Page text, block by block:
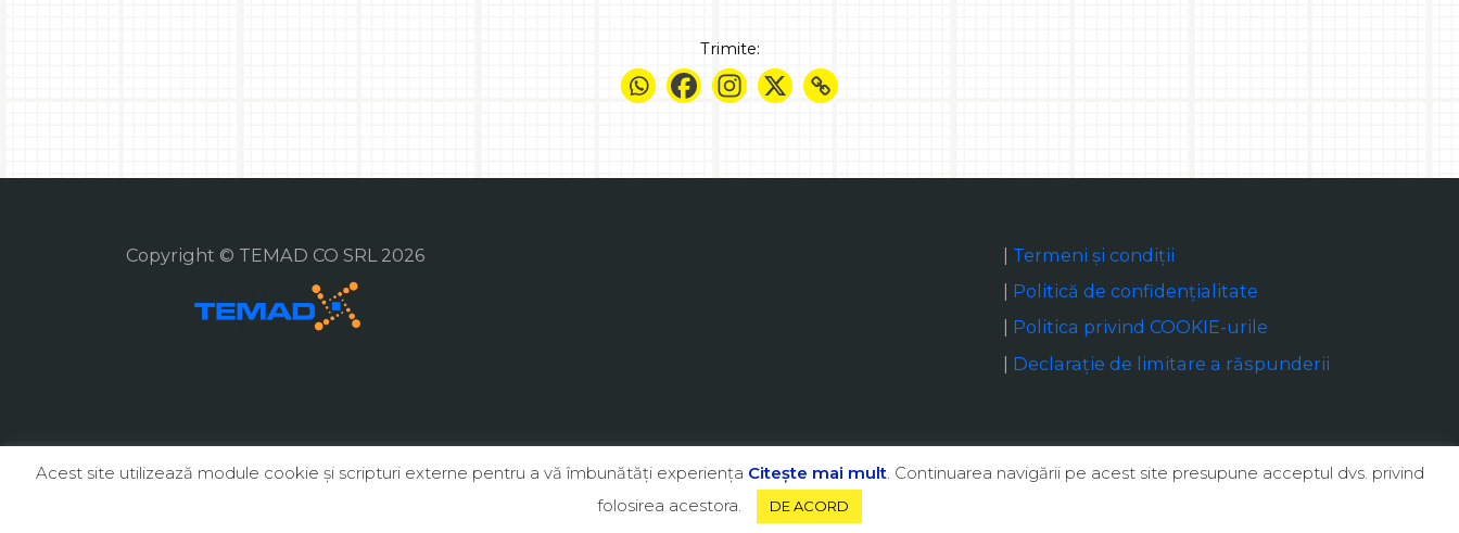
Trimite:
Copyright © TEMAD CO SRL 2026
Termeni și condiții
Politică de confidențialitate
Politica privind COOKIE-urile
| Declaraţie de limitare a răspunderii
Acest site utilizează module cookie şi scripturi externe pentru a vă îmbunătăţi experienţa Citeşte mai mult. Continuarea navigării pe acest site presupune acceptul dvs. privind
folosirea acestora.
DE ACORD